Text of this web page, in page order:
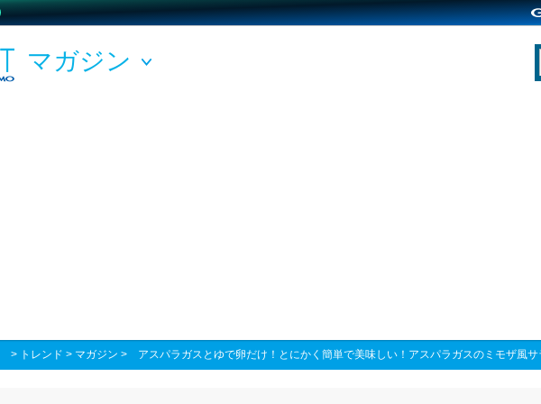
マガジン
> トレンド > マガジン > アスパラガスとゆで卵だけ！とにかく簡単で美味しい！アスパラガスのミモザ風サ